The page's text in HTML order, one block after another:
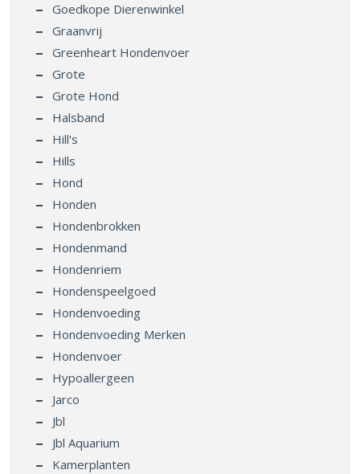
Goedkope Dierenwinkel
Graanvrij
Greenheart Hondenvoer
Grote
Grote Hond
Halsband
Hill's
Hills
Hond
Honden
Hondenbrokken
Hondenmand
Hondenriem
Hondenspeelgoed
Hondenvoeding
Hondenvoeding Merken
Hondenvoer
Hypoallergeen
Jarco
Jbl
Jbl Aquarium
Kamerplanten